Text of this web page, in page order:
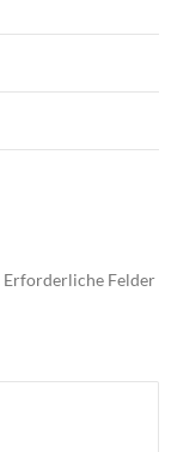
Erforderliche Felder